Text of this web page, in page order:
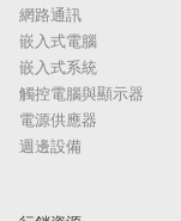
網路通訊
嵌入式電腦
嵌入式系統
觸控電腦與顯示器
電源供應器
週邊設備